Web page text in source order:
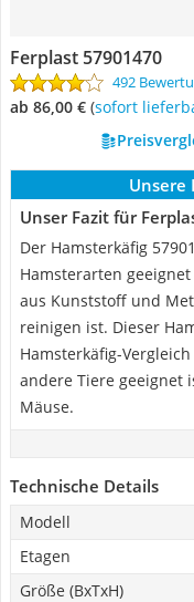
Ferplast 57901470
492
ab 86,00 € ( Sofort
Unsere
Unser Fazit für
Der Hamsterkäfig
Hamsterarten
aus Kunststoff und
reinigen ist. Dieser
Hamsterkäfig-
andere Tiere geeignet
Mäuse.
Technische Details
Modell
Etagen
Größe (BxTxH)